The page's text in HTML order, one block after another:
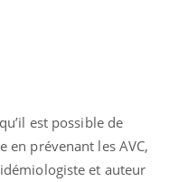
est possible de
en prévenant les AVC,
et auteur